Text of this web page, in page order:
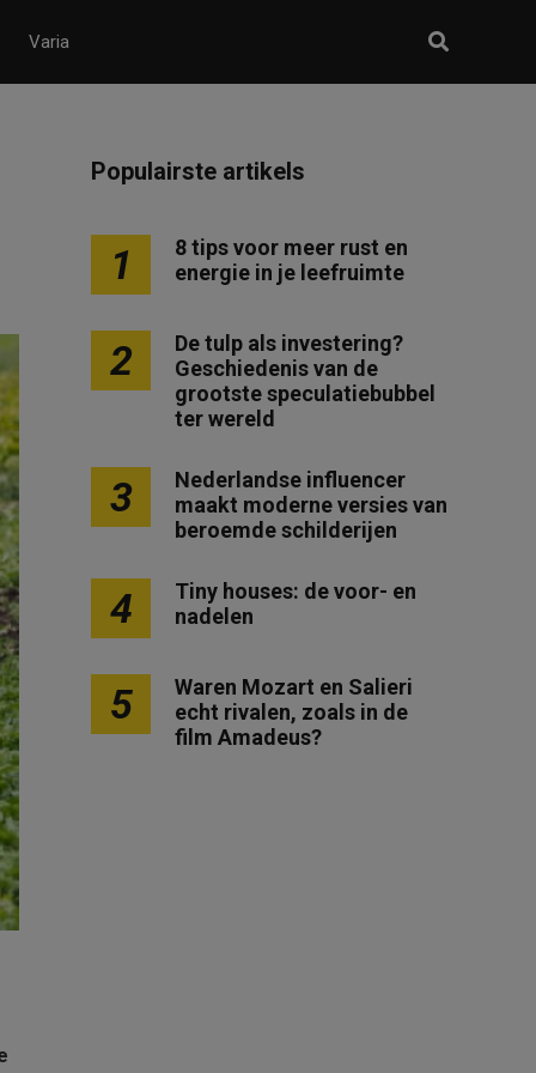
Varia
Populairste artikels
1
8 tips voor meer rust en
energie in je leefruimte
2
De tulp als investering?
Geschiedenis van de
grootste speculatiebubbel
ter wereld
3
Nederlandse influencer
maakt moderne versies van
beroemde schilderijen
4
Tiny houses: de voor- en
nadelen
5
Waren Mozart en Salieri
echt rivalen, zoals in de
film Amadeus?